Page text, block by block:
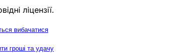
ліцензії.
вибачатися
гроші та удачу